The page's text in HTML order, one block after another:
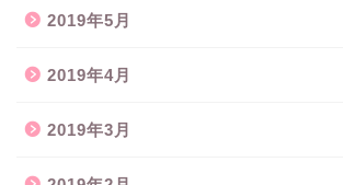
2019年5月
2019年4月
2019年3月